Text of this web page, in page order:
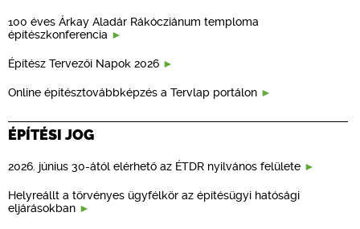
100 éves Árkay Aladár Rákócziánum temploma
építészkonferencia
Építész Tervezői Napok 2026
Online építésztovábbképzés a Tervlap portálon
ÉPÍTÉSI JOG
2026. június 30-ától elérhető az ÉTDR nyilvános felülete
Helyreállt a törvényes ügyfélkör az építésügyi hatósági
eljárásokban